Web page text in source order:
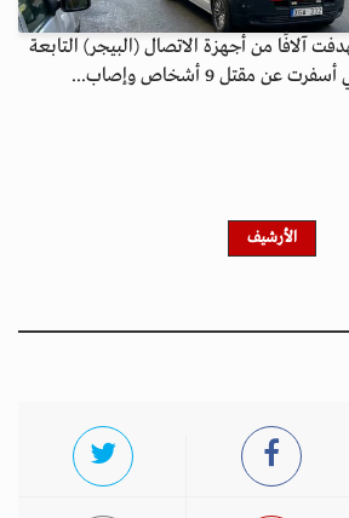
آلافًا من أجهزة الاتصال (البيجر) التابعة
مقتل 9 أشخاص وإصاب...
الأرشيف